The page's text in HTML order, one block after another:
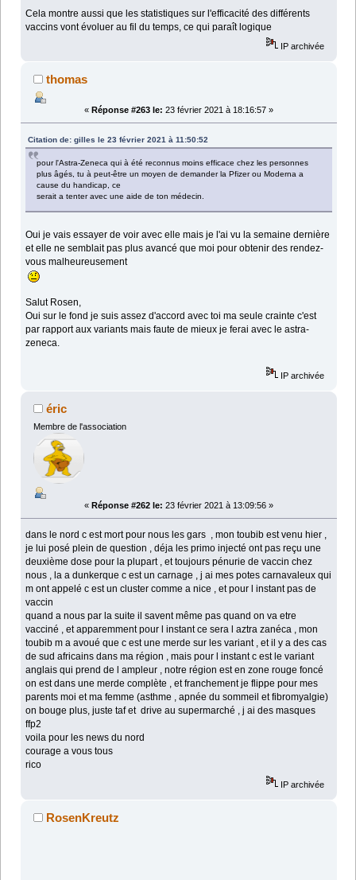
Cela montre aussi que les statistiques sur l'efficacité des différents
vaccins vont évoluer au fil du temps, ce qui paraît logique
IP archivée
thomas
« Réponse #263 le: 23 février 2021 à 18:16:57 »
Citation de: gilles le 23 février 2021 à 11:50:52
pour l'Astra-Zeneca qui à été reconnus moins efficace chez les personnes
plus âgés, tu à peut-être un moyen de demander la Pfizer ou Moderna a
cause du handicap, ce
serait a tenter avec une aide de ton médecin.
Oui je vais essayer de voir avec elle mais je l'ai vu la semaine dernière
et elle ne semblait pas plus avancé que moi pour obtenir des rendez-
vous malheureusement
Salut Rosen,
Oui sur le fond je suis assez d'accord avec toi ma seule crainte c'est
par rapport aux variants mais faute de mieux je ferai avec le astra-
zeneca.
IP archivée
éric
Membre de l'association
« Réponse #262 le: 23 février 2021 à 13:09:56 »
dans le nord c est mort pour nous les gars , mon toubib est venu hier ,
je lui posé plein de question , déja les primo injecté ont pas reçu une
deuxième dose pour la plupart , et toujours pénurie de vaccin chez
nous , la a dunkerque c est un carnage , j ai mes potes carnavaleux qui
m ont appelé c est un cluster comme a nice , et pour l instant pas de
vaccin
quand a nous par la suite il savent même pas quand on va etre
vacciné , et apparemment pour l instant ce sera l aztra zanéca , mon
toubib m a avoué que c est une merde sur les variant , et il y a des cas
de sud africains dans ma région , mais pour l instant c est le variant
anglais qui prend de l ampleur , notre région est en zone rouge foncé
on est dans une merde complète , et franchement je flippe pour mes
parents moi et ma femme (asthme , apnée du sommeil et fibromyalgie)
on bouge plus, juste taf et drive au supermarché , j ai des masques
ffp2
voila pour les news du nord
courage a vous tous
rico
IP archivée
RosenKreutz